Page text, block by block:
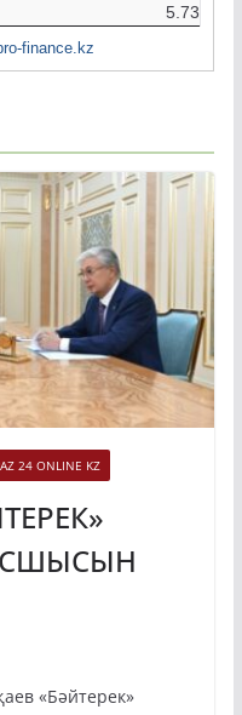
5.73
finance.kz
24 ONLINE KZ
«Бәйтерек»